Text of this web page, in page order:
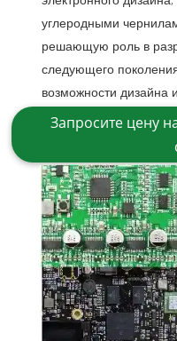
углеродными
решающую роль в
следующего
возможности дизайна
Запросите цену